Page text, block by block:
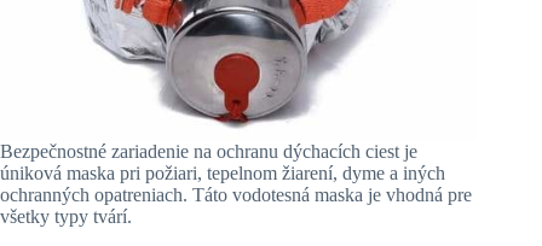
Bezpečnostné zariadenie na ochranu dýchacích ciest je
úniková maska pri požiari, tepelnom žiarení, dyme a iných
ochranných opatreniach. Táto vodotesná maska je vhodná pre
všetky typy tvárí.